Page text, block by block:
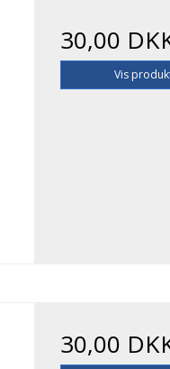
30,00
Vis
30,00